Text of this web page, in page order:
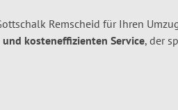
Remscheid für Ihren
kosteneffizienten Service, der